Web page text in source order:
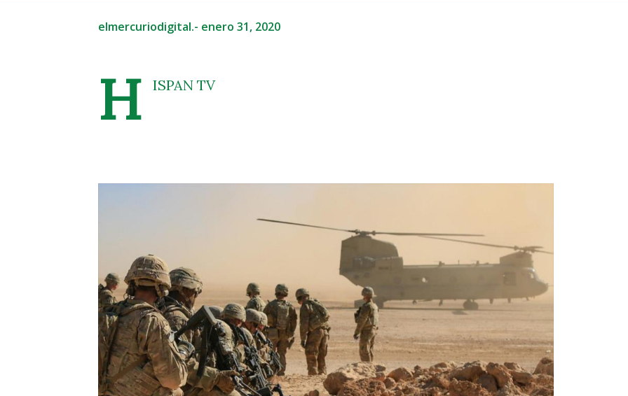
elmercuriodigital.- enero 31, 2020
H ISPAN TV